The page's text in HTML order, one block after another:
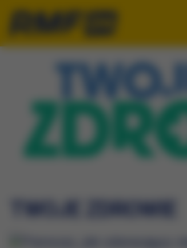
TWOJE ZDROWIE